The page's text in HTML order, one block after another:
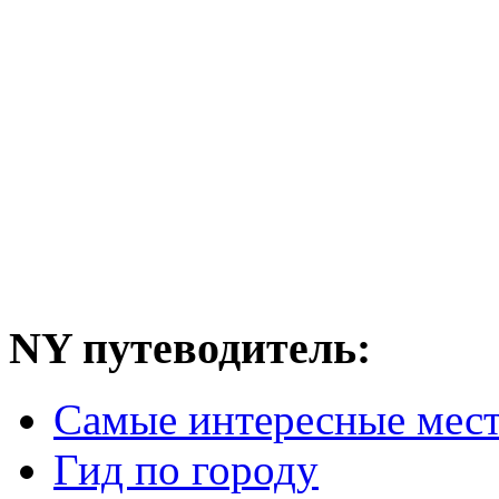
NY путеводитель:
Самые интересные
Гид по городу